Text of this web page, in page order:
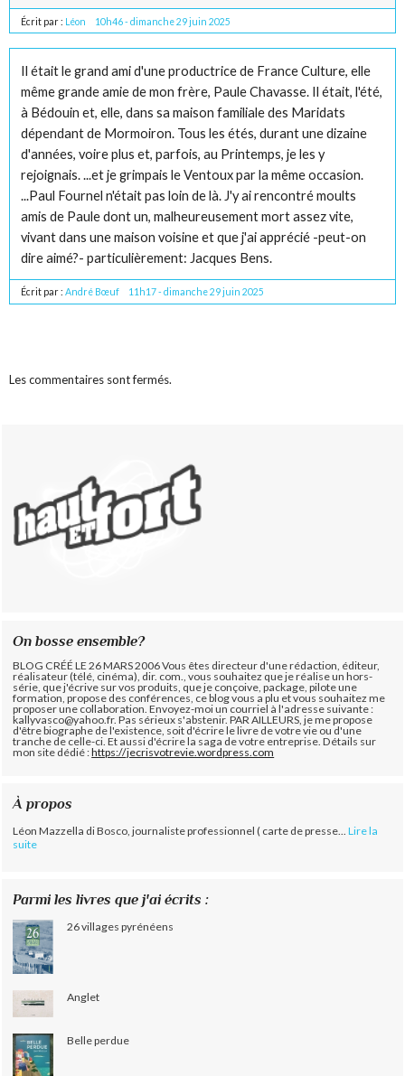
Écrit par : Léon 10h46-dimanche 29 juin 2025
Il était le grand ami d'une productrice de France Culture, elle
même grande amie de mon frère, Paule Chavasse. Il était, l'été,
à Bédouin et, elle, dans sa maison familiale des Maridats
dépendant de Mormoiron. Tous les étés, durant une dizaine
d'années, voire plus et, parfois, au Printemps, je les y
rejoignais. ...et je grimpais le Ventoux par la même occasion.
...Paul Fournel n'était pas loin de là. J'y ai rencontré moults
amis de Paule dont un, malheureusement mort assez vite,
vivant dans une maison voisine et que j'ai apprécié -peut-on
dire aimé?- particulièrement: Jacques Bens.
Écrit par :André Bœuf 11h17-dimanche 29 juin 2025
Les commentaires sont fermés.
On bosse ensemble?
BLOG CRÉÉ LE 26 MARS 2006 Vous êtes directeur d'une rédaction, éditeur,
réalisateur (télé, cinéma), dir. com., vous souhaitez que je réalise un hors-
série, que j'écrive sur vos produits, que je conçoive, package, pilote une
formation, propose des conférences, ce blog vous a plu et vous souhaitez me
proposer une collaboration. Envoyez-moi un courriel à l'adresse suivante :
kallyvasco@yahoo.fr. Pas sérieux s'abstenir. PAR AILLEURS, je me propose
d'être biographe de l'existence, soit d'écrire le livre de votre vie ou d'une
tranche de celle-ci. Et aussi d'écrire la saga de votre entreprise. Détails sur
mon site dédié :https://jecrisvotrevie.wordpress.com
À propos
Léon Mazzella di Bosco, journaliste professionnel ( carte de presse... Lire la
suite
Parmi les livres que j'ai écrits :
26 villages pyrénéens
Anglet
Belle perdue